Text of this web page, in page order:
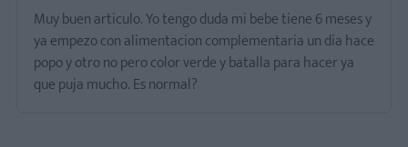
Muy buen articulo. Yo tengo duda mi bebe tiene 6 meses y
ya empezo con alimentacion complementaria un dia hace
popo y otro no pero color verde y batalla para hacer ya
que puja mucho. Es normal?